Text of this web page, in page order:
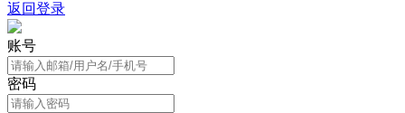
返回登录
账号
密码